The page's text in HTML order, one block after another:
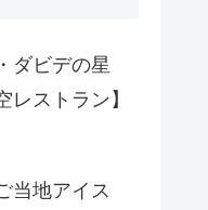
ダビデの星
レストラン】
当地アイス